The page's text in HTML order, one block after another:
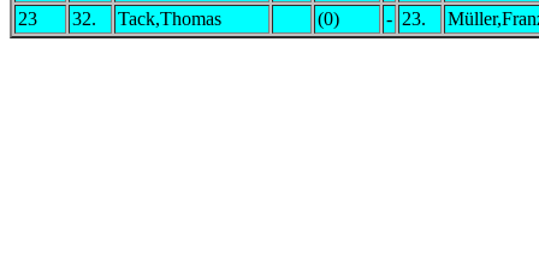
23
32. Tack,Thomas (0) - 23.